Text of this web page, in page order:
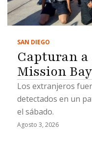
SAN DIEGO
Capturan
Mission Bay
Los extranjeros
detectados en un
el sábado.
Agosto 3, 2026